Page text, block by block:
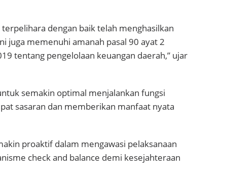
dengan baik telah menghasilkan
juga memenuhi amanah pasal 90 ayat 2
tentang pengelolaan keuangan daerah,” ujar
semakin optimal menjalankan fungsi
sasaran dan memberikan manfaat nyata
proaktif dalam mengawasi pelaksanaan
check and balance demi kesejahteraan